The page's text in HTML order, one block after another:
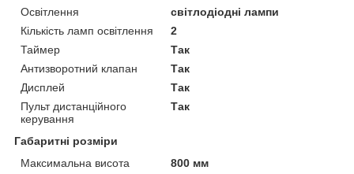
Освітлення
світлодіодні лампи
Кількість ламп освітлення
2
Таймер
Так
Антизворотний клапан
Так
Дисплей
Так
Пульт дистанційного
керування
Так
Габаритні розміри
Максимальна висота
800 мм